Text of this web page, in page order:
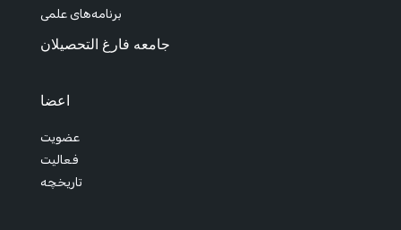
برنامه‌های علمی
جامعه فارغ التحصیلان
اعضا
عضویت
فعالیت
تاریخچه